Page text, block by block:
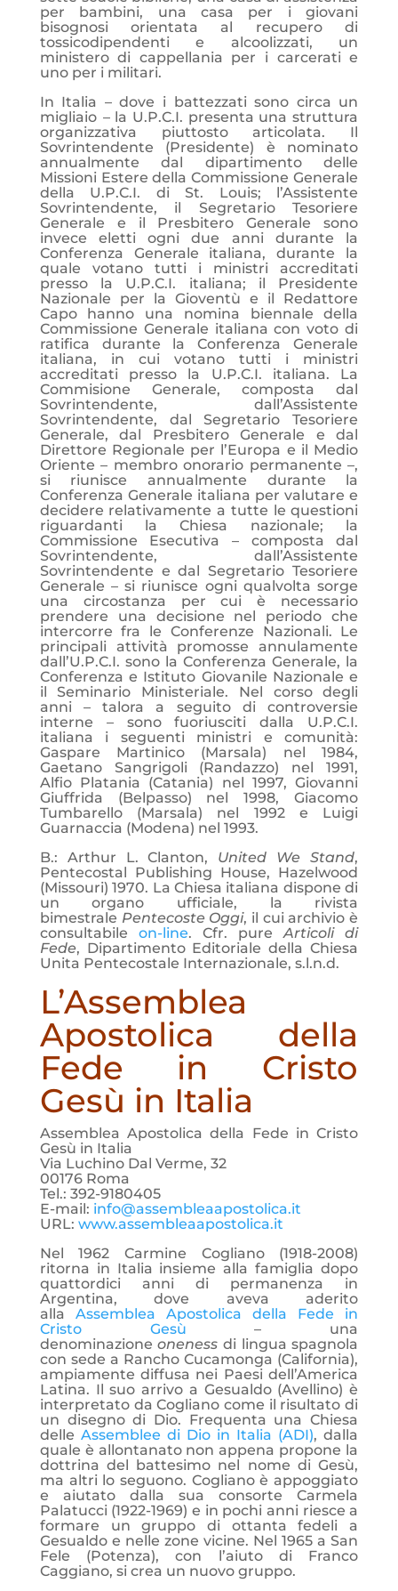
per bambini, una casa per i giovani
bisognosi orientata al recupero di
tossicodipendenti e alcoolizzati, un
ministero di cappellania per i carcerati e
uno per i militari.
In Italia – dove i battezzati sono circa un
migliaio – la U.P.C.I. presenta una struttura
organizzativa piuttosto articolata. Il
Sovrintendente (Presidente) è nominato
annualmente dal dipartimento delle
Missioni Estere della Commissione Generale
della U.P.C.I. di St. Louis; l’Assistente
Sovrintendente, il Segretario Tesoriere
Generale e il Presbitero Generale sono
invece eletti ogni due anni durante la
Conferenza Generale italiana, durante la
quale votano tutti i ministri accreditati
presso la U.P.C.I. italiana; il Presidente
Nazionale per la Gioventù e il Redattore
Capo hanno una nomina biennale della
Commissione Generale italiana con voto di
ratifica durante la Conferenza Generale
italiana, in cui votano tutti i ministri
accreditati presso la U.P.C.I. italiana. La
Commisione Generale, composta dal
Sovrintendente, dall’Assistente
Sovrintendente, dal Segretario Tesoriere
Generale, dal Presbitero Generale e dal
Direttore Regionale per l’Europa e il Medio
Oriente – membro onorario permanente –,
si riunisce annualmente durante la
Conferenza Generale italiana per valutare e
decidere relativamente a tutte le questioni
riguardanti la Chiesa nazionale; la
Commissione Esecutiva – composta dal
Sovrintendente, dall’Assistente
Sovrintendente e dal Segretario Tesoriere
Generale – si riunisce ogni qualvolta sorge
una circostanza per cui è necessario
prendere una decisione nel periodo che
intercorre fra le Conferenze Nazionali. Le
principali attività promosse annulamente
dall’U.P.C.I. sono la Conferenza Generale, la
Conferenza e Istituto Giovanile Nazionale e
il Seminario Ministeriale. Nel corso degli
anni – talora a seguito di controversie
interne – sono fuoriusciti dalla U.P.C.I.
italiana i seguenti ministri e comunità:
Gaspare Martinico (Marsala) nel 1984,
Gaetano Sangrigoli (Randazzo) nel 1991,
Alfio Platania (Catania) nel 1997, Giovanni
Giuffrida (Belpasso) nel 1998, Giacomo
Tumbarello (Marsala) nel 1992 e Luigi
Guarnaccia (Modena) nel 1993.
B.: Arthur L. Clanton, United We Stand,
Pentecostal Publishing House, Hazelwood
(Missouri) 1970. La Chiesa italiana dispone di
un organo ufficiale, la rivista
bimestrale Pentecoste Oggi, il cui archivio è
consultabile on-line. Cfr. pureArticoli di
Fede, Dipartimento Editoriale della Chiesa
Unita Pentecostale Internazionale, s.l.n.d.
L’Assemblea
Apostolica della
Fede in Cristo
Gesù in Italia
Assemblea Apostolica della Fede in Cristo
Gesù in Italia
Via Luchino Dal Verme, 32
00176 Roma
Tel.: 392-9180405
E-mail: info@assembleaapostolica.it
URL: www.assembleaapostolica.it
Nel 1962 Carmine Cogliano (1918-2008)
ritorna in Italia insieme alla famiglia dopo
quattordici anni di permanenza in
Argentina, dove aveva aderito
alla Assemblea Apostolica della Fede in
Cristo Gesù– una
denominazioneoneness di lingua spagnola
con sede a Rancho Cucamonga (California),
ampiamente diffusa nei Paesi dell’America
Latina. Il suo arrivo a Gesualdo (Avellino) è
interpretato da Cogliano come il risultato di
un disegno di Dio. Frequenta una Chiesa
delle Assemblee di Dio in Italia (ADI), dalla
quale è allontanato non appena propone la
dottrina del battesimo nel nome di Gesù,
ma altri lo seguono. Cogliano è appoggiato
e aiutato dalla sua consorte Carmela
Palatucci (1922-1969) e in pochi anni riesce a
formare un gruppo di ottanta fedeli a
Gesualdo e nelle zone vicine. Nel 1965 a San
Fele (Potenza), con l’aiuto di Franco
Caggiano, si crea un nuovo gruppo.